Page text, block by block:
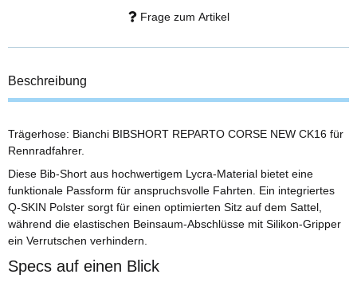
Frage zum Artikel
Beschreibung
Trägerhose: Bianchi BIBSHORT REPARTO CORSE NEW CK16 für
Rennradfahrer.
Diese Bib-Short aus hochwertigem Lycra-Material bietet eine
funktionale Passform für anspruchsvolle Fahrten. Ein integriertes
Q-SKIN Polster sorgt für einen optimierten Sitz auf dem Sattel,
während die elastischen Beinsaum-Abschlüsse mit Silikon-Gripper
ein Verrutschen verhindern.
Specs auf einen Blick